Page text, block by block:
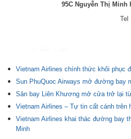
95C Nguyễn Thị Minh
Tel
Vietnam Airlines chính thức khôi phục
Sun PhuQuoc Airways mở đường bay
Sân bay Liên Khương mở cửa trở lại
Vietnam Airlines – Tự tin cất cánh trên
Vietnam Airlines khai thác đường bay
Minh